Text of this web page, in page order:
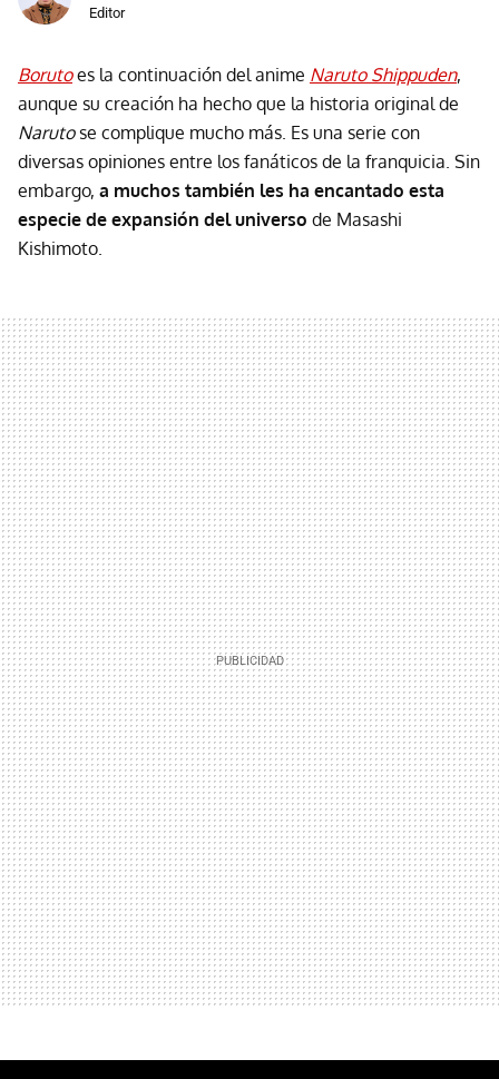
Editor
Borutoes la continuación del anime Naruto Shippuden,
aunque su creación ha hecho que la historia original de
Narutose complique mucho más. Es una serie con
diversas opiniones entre los fanáticos de la franquicia. Sin
embargo, a muchos también les ha encantado esta
especie de expansión del universo de Masashi
Kishimoto.